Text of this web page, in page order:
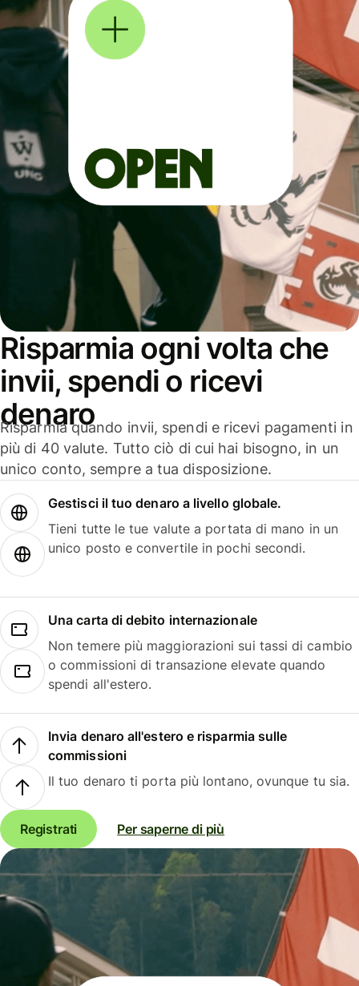
Risparmia ogni volta che
invii, spendi o ricevi
denaro
Risparmia quando invii, spendi e ricevi pagamenti in
più di 40 valute. Tutto ciò di cui hai bisogno, in un
unico conto, sempre a tua disposizione.
Gestisci il tuo denaro a livello globale.
Tieni tutte le tue valute a portata di mano in un
unico posto e convertile in pochi secondi.
Una carta di debito internazionale
Non temere più maggiorazioni sui tassi di cambio
o commissioni di transazione elevate quando
spendi all'estero.
Invia denaro all'estero e risparmia sulle
commissioni
Il tuo denaro ti porta più lontano, ovunque tu sia.
Registrati Per saperne di più